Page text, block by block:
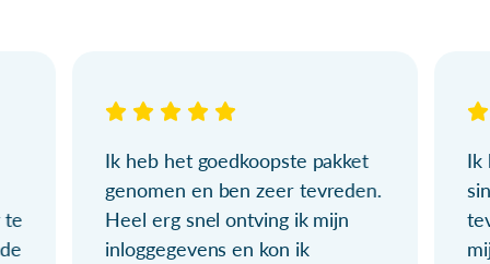
te
Ik heb het goedkoopste pakket
genomen en ben zeer tevreden.
Heel erg snel ontving ik mijn
inloggegevens en kon ik
Ik